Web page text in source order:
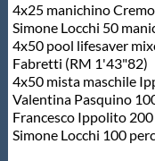
4x25 manichino
Simone Locchi 50
4x50 pool lifesaver
Fabretti (RM 1'43"82)
4x50 mista maschile
Valentina Pasquino
Francesco Ippolito
Simone Locchi 100